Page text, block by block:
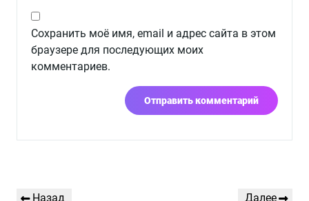
Сохранить моё имя, email и адрес сайта в этом
браузере для последующих моих
комментариев.
Предыдущая
Назад
Следующая
Далее